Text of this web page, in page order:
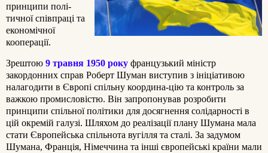
принципи полі-
тичної співпраці та
економічної
кооперації.
Зрештою 9 травня 1950 року французький міністр
закордонних справ Роберт Шуман виступив з ініціативою
налагодити в Європі спільну координа-цію та контроль за
важкою промисловістю. Він запропонував розробити
принципи спільної політики для досягнення солідарності в
цій окремій галузі. Шляхом до реалізації плану Шумана мала
стати Європейська спільнота вугілля та сталі. За задумом
Шумана, Франція, Німеччина та інші європейські країни мали